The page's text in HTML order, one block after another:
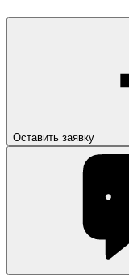
Оставить заявку